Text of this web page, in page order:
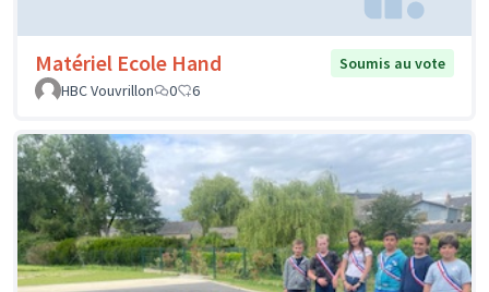
Matériel Ecole Hand
Soumis au vote
HBC Vouvrillon
0 6